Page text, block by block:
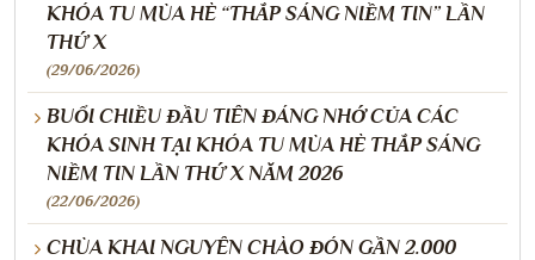
KHÓA TU MÙA HÈ “THẮP SÁNG NIỀM TIN” LẦN
THỨ X
(29/06/2026)
BUỔI CHIỀU ĐẦU TIÊN ĐÁNG NHỚ CỦA CÁC
KHÓA SINH TẠI KHÓA TU MÙA HÈ THẮP SÁNG
NIỀM TIN LẦN THỨ X NĂM 2026
(22/06/2026)
CHÙA KHAI NGUYÊN CHÀO ĐÓN GẦN 2.000